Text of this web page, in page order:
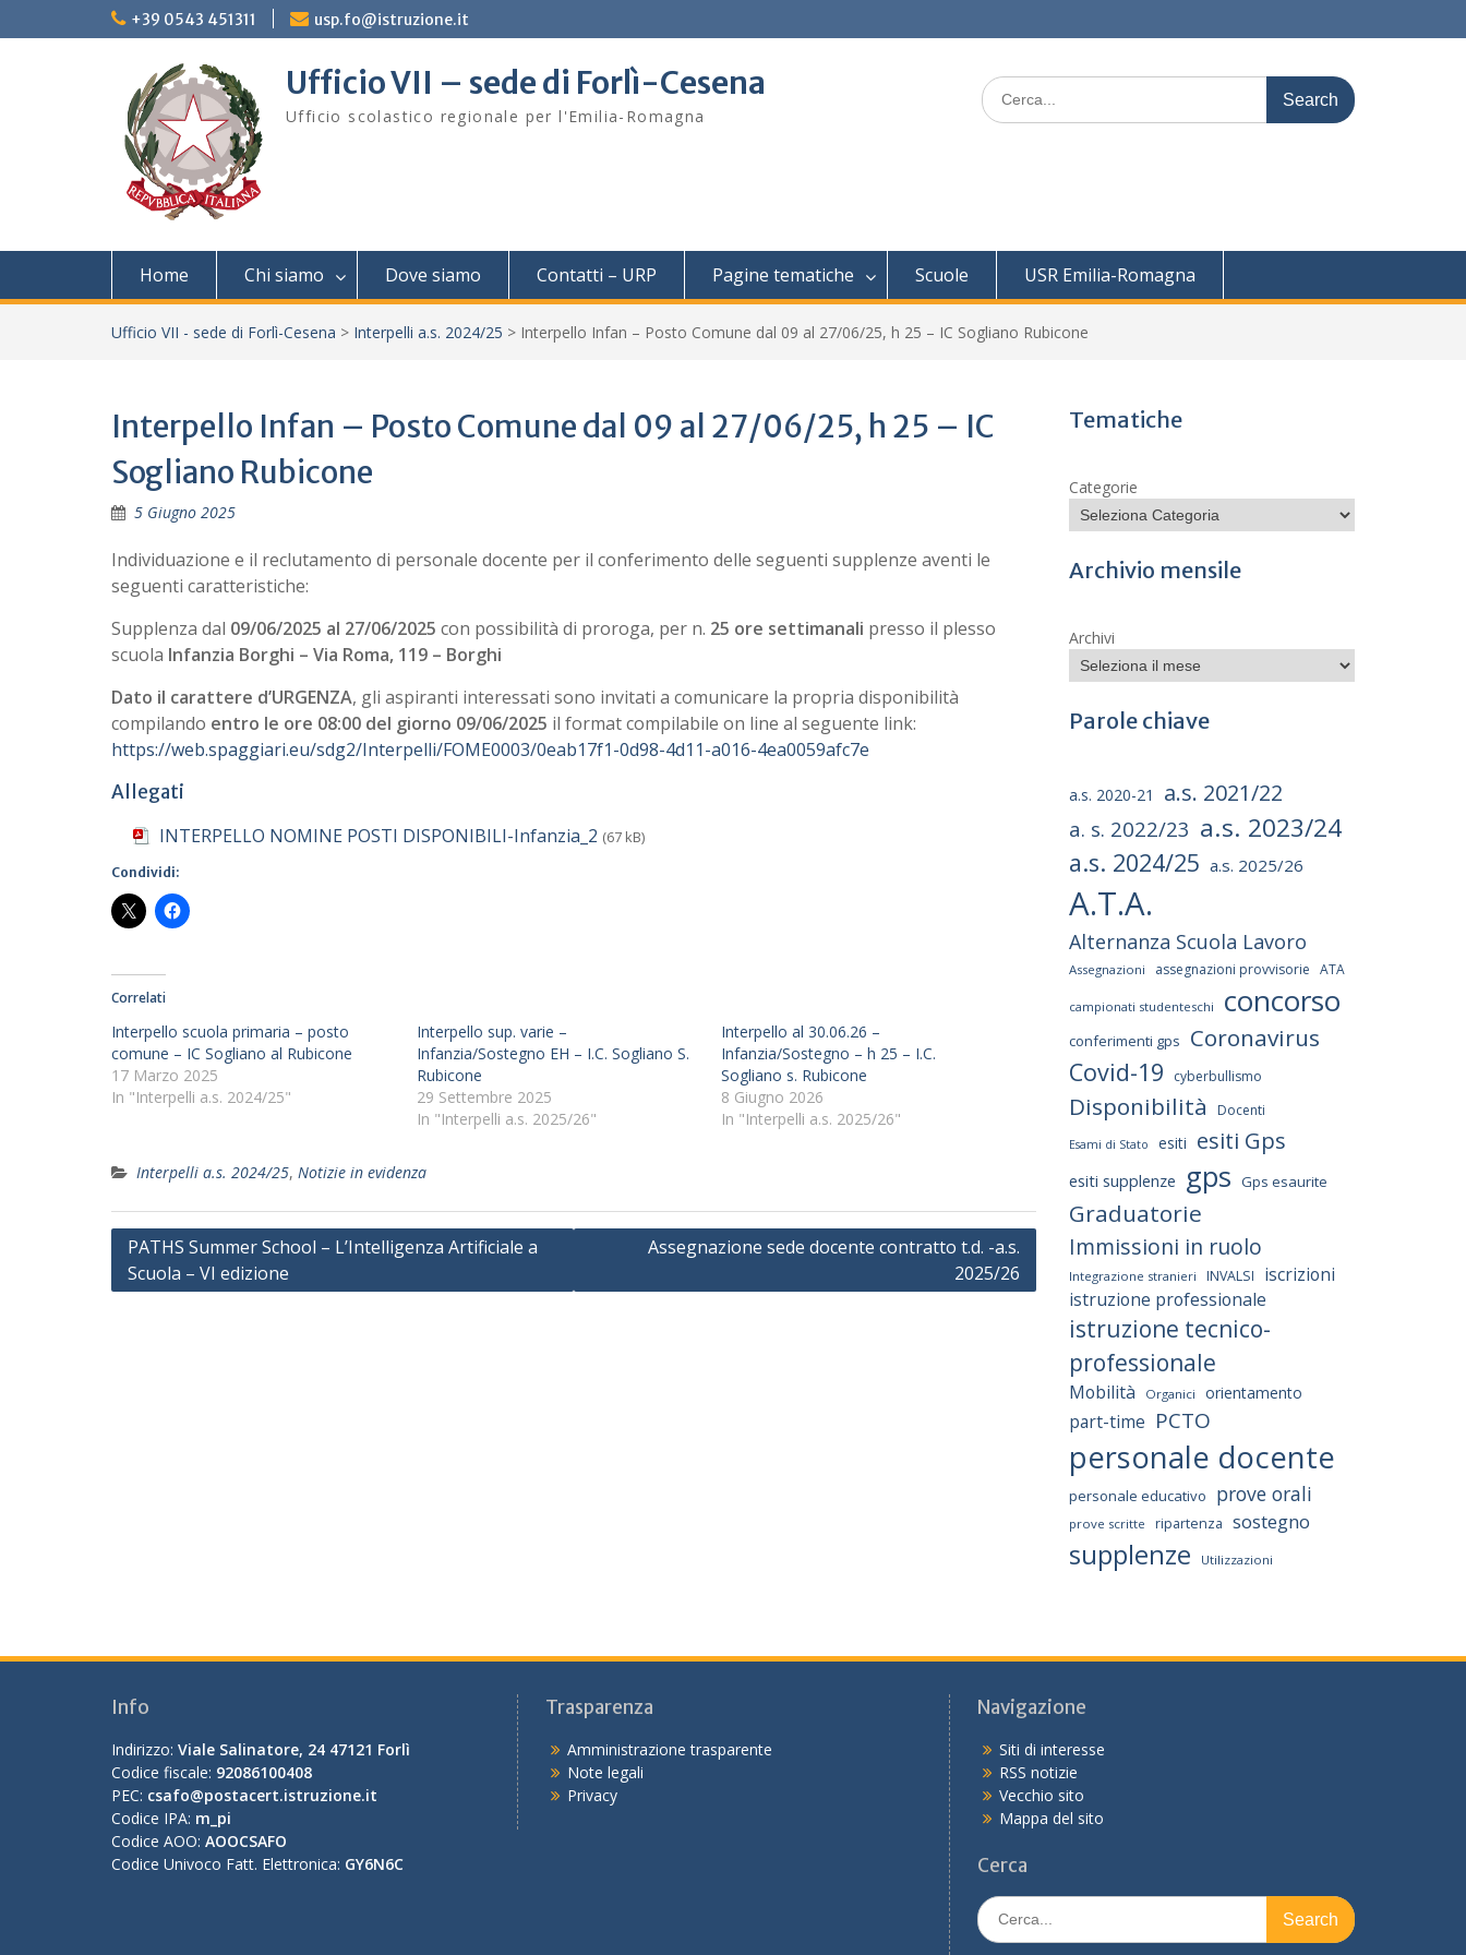
to
+39 0543 451311 usp.fo@istruzione.it
Ufficio VII – sede di Forlì-Cesena
Ufficio scolastico regionale per l'Emilia-Romagna
Search
for:
Home Chi siamo Dove siamo Contatti – URP Pagine tematiche Scuole USR Emilia-Romagna
Ufficio VII - sede di Forlì-Cesena > Interpelli a.s. 2024/25 > Interpello Infan – Posto Comune dal 09 al 27/06/25, h 25 – IC Sogliano Rubicone
Interpello Infan – Posto Comune dal 09 al 27/06/25, h 25 – IC
Sogliano Rubicone
5 Giugno 2025
Individuazione e il reclutamento di personale docente per il conferimento delle seguenti supplenze aventi le
seguenti caratteristiche:
Supplenza dal 09/06/2025 al 27/06/2025 con possibilità di proroga, per n. 25 ore settimanali presso il plesso
scuola Infanzia Borghi – Via Roma, 119 – Borghi
Dato il carattere d’URGENZA, gli aspiranti interessati sono invitati a comunicare la propria disponibilità
compilando entro le ore 08:00 del giorno 09/06/2025 il format compilabile on line al seguente link:
https://web.spaggiari.eu/sdg2/Interpelli/FOME0003/0eab17f1-0d98-4d11-a016-4ea0059afc7e
Allegati
INTERPELLO NOMINE POSTI DISPONIBILI-Infanzia_2 (67 kB)
Condividi:
Correlati
Interpello scuola primaria – posto
comune – IC Sogliano al Rubicone
17 Marzo 2025
In "Interpelli a.s. 2024/25"
Interpello sup. varie –
Infanzia/Sostegno EH – I.C. Sogliano S.
Rubicone
29 Settembre 2025
In "Interpelli a.s. 2025/26"
Interpello al 30.06.26 –
Infanzia/Sostegno – h 25 – I.C.
Sogliano s. Rubicone
8 Giugno 2026
In "Interpelli a.s. 2025/26"
Interpelli a.s. 2024/25, Notizie in evidenza
Navigazione
articoli
PATHS Summer School – L’Intelligenza Artificiale a
Scuola – VI edizione
Assegnazione sede docente contratto t.d. -a.s.
2025/26
Tematiche
Categorie
Archivio mensile
Archivi
Parole chiave
a.s. 2020-21 a.s. 2021/22
a. s. 2022/23 a.s. 2023/24
a.s. 2024/25 a.s. 2025/26
A.T.A.
Alternanza Scuola Lavoro
Assegnazioni assegnazioni provvisorie ATA
campionati studenteschi concorso
conferimenti gps Coronavirus
Covid-19 cyberbullismo
Disponibilità Docenti
Esami di Stato esiti esiti Gps
esiti supplenze gps Gps esaurite
Graduatorie
Immissioni in ruolo
Integrazione stranieri INVALSI
iscrizioni
istruzione professionale
istruzione tecnico-
professionale
Mobilità Organici orientamento
part-time PCTO
personale docente
personale educativo prove orali
prove scritte ripartenza sostegno
supplenze Utilizzazioni
Info
Indirizzo: Viale Salinatore, 24 47121 Forlì
Codice fiscale: 92086100408
PEC: csafo@postacert.istruzione.it
Codice IPA: m_pi
Codice AOO: AOOCSAFO
Codice Univoco Fatt. Elettronica: GY6N6C
Trasparenza
Amministrazione trasparente
Note legali
Privacy
Navigazione
Siti di interesse
RSS notizie
Vecchio sito
Mappa del sito
Cerca
Search
for: